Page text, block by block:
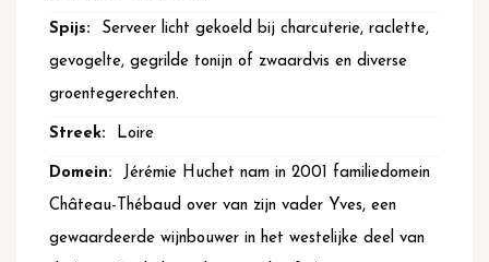
Serveer licht gekoeld bij charcuterie, raclette,
gevogelte, gegrilde tonijn of zwaardvis en diverse
groentegerechten.
Loire
Jérémie Huchet nam in 2001 familiedomein
Château-Thébaud over van zijn vader Yves, een
gewaardeerde wijnbouwer in het westelijke deel van